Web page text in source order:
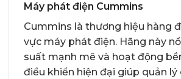
Máy phát điện Cummins
Cummins là thương hiệu hàng
vực máy phát điện. Hãng này
suất mạnh mẽ và hoạt động
điều khiển hiện đại giúp quản lý